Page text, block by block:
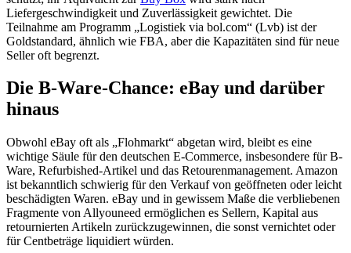
Liefergeschwindigkeit und Zuverlässigkeit gewichtet. Die
Teilnahme am Programm „Logistiek via bol.com“ (Lvb) ist der
Goldstandard, ähnlich wie FBA, aber die Kapazitäten sind für neue
Seller oft begrenzt.
Die B-Ware-Chance: eBay und darüber
hinaus
Obwohl eBay oft als „Flohmarkt“ abgetan wird, bleibt es eine
wichtige Säule für den deutschen E-Commerce, insbesondere für B-
Ware, Refurbished-Artikel und das Retourenmanagement. Amazon
ist bekanntlich schwierig für den Verkauf von geöffneten oder leicht
beschädigten Waren. eBay und in gewissem Maße die verbliebenen
Fragmente von Allyouneed ermöglichen es Sellern, Kapital aus
retournierten Artikeln zurückzugewinnen, die sonst vernichtet oder
für Centbeträge liquidiert würden.